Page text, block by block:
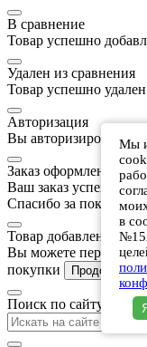
В сравнение
Товар успешно
Удален из сравнения
Товар успешно
Авторизация
Вы авторизировались
Заказ оформлен
Ваш заказ успешно
Спасибо за покупку!
Товар добавлен в
Вы можете перейти к
покупки
Продолжить
Поиск по сайту
Мы
в